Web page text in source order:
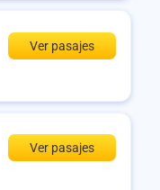
Ver pasajes
Ver pasajes